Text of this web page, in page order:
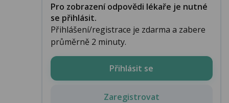
Pro zobrazení odpovědi lékaře je nutné
se přihlásit.
Přihlášení/registrace je zdarma a zabere
průměrně 2 minuty.
Přihlásit se
Zaregistrovat